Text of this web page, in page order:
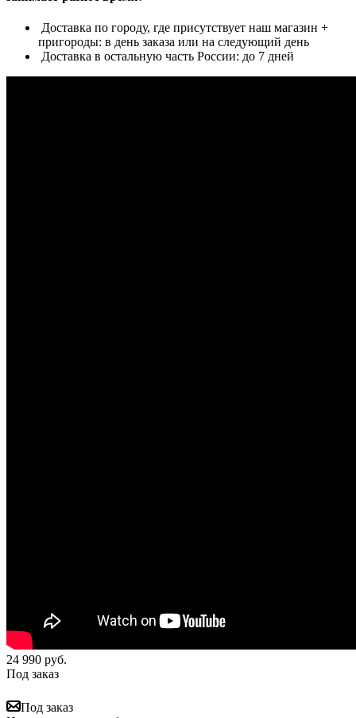
Доставка по городу, где присутствует наш магазин +
пригороды: в день заказа или на следующий день
Доставка в остальную часть России: до 7 дней
24 990 руб.
Под заказ
Под заказ